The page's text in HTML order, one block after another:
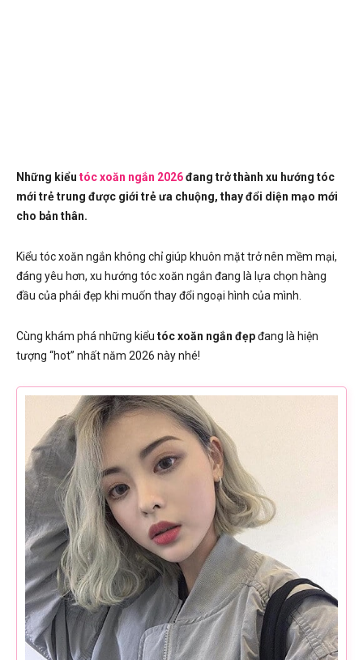
Những kiểu tóc xoăn ngắn 2026đang trở thành xu hướng tóc
mới trẻ trung được giới trẻ ưa chuộng, thay đổi diện mạo mới
cho bản thân.
Kiểu tóc xoăn ngắn không chỉ giúp khuôn mặt trở nên mềm mại,
đáng yêu hơn, xu hướng tóc xoăn ngắn đang là lựa chọn hàng
đầu của phái đẹp khi muốn thay đổi ngoại hình của mình.
Cùng khám phá những kiểu tóc xoăn ngắn đẹpđang là hiện
tượng “hot” nhất năm 2026 này nhé!